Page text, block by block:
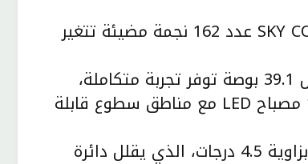
يضم السقف البانورامي SKY CONTROL عدد 162 نجمة مضيئة تتغير
شاشة MBUX Hyperscreen بقياس 39.1 بوصة توفر تجربة متكاملة،
مدعومة بتقنية إضاءة خلفية Matrix تضم أكثر من 1,000 مصباح LED مع مناطق سطوع قابلة
بفضل توجيه المحور الخلفي بزاوية 4.5 درجات، الذي يقلل دائرة